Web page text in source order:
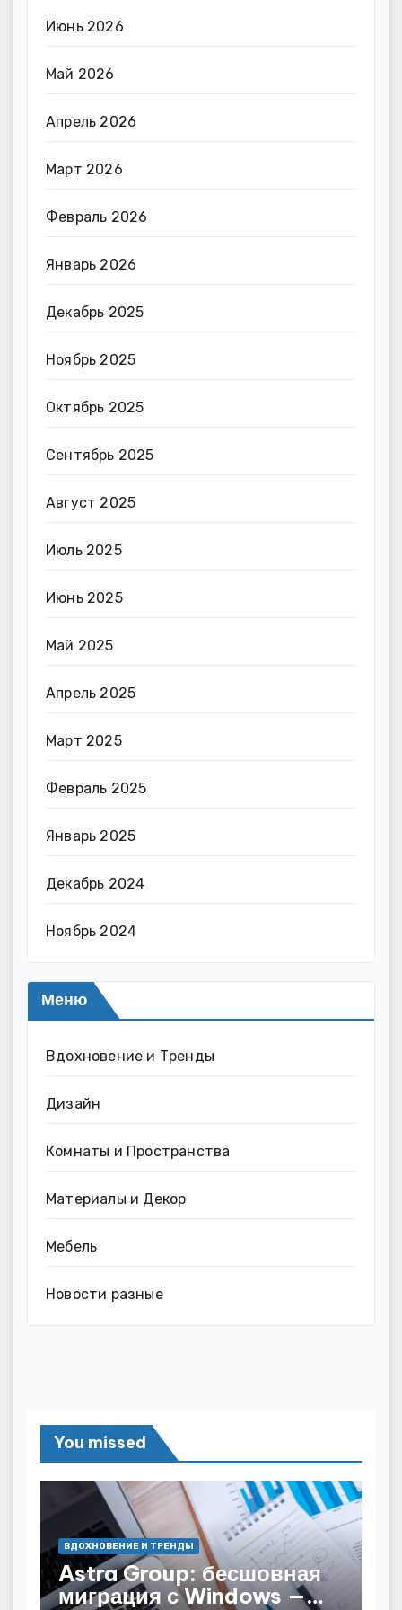
Июнь 2026
Май 2026
Апрель 2026
Март 2026
Февраль 2026
Январь 2026
Декабрь 2025
Ноябрь 2025
Октябрь 2025
Сентябрь 2025
Август 2025
Июль 2025
Июнь 2025
Май 2025
Апрель 2025
Март 2025
Февраль 2025
Январь 2025
Декабрь 2024
Ноябрь 2024
Меню
Вдохновение и Тренды
Дизайн
Комнаты и Пространства
Материалы и Декор
Мебель
Новости разные
You missed
ВДОХНОВЕНИЕ И ТРЕНДЫ
Astra Group: бесшовная
миграция с Windows —